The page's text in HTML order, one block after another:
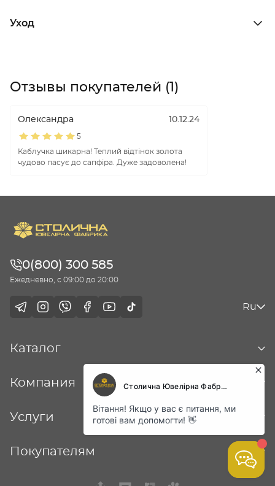
Уход
Отзывы покупателей (1)
Олександра 10.12.24
5
Каблучка шикарна! Теплий відтінок золота
чудово пасує до сапфіра. Дуже задоволена!
0(800) 300 585
Ежедневно, с 09:00 до 20:00
Ru
Каталог
Компания
Услуги
Покупателям